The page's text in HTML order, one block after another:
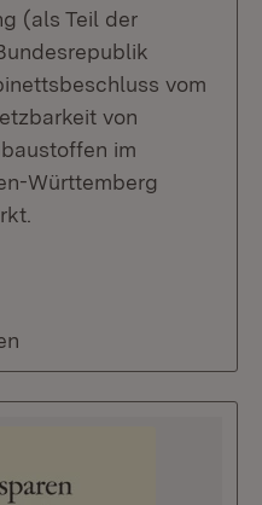
(als Teil der
vom
von
im
Württemberg